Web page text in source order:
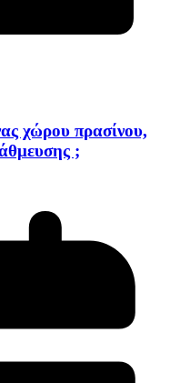
χώρου πρασίνου,
;